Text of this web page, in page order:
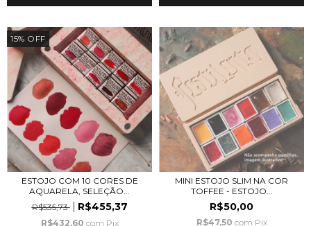
15% OFF
ESTOJO COM 10 CORES DE
AQUARELA, SELEÇÃO...
R$535,73
R$455,37
R$432,60 com Pix
MINI ESTOJO SLIM NA COR
TOFFEE - ESTOJO...
R$50,00
R$47,50 com Pix